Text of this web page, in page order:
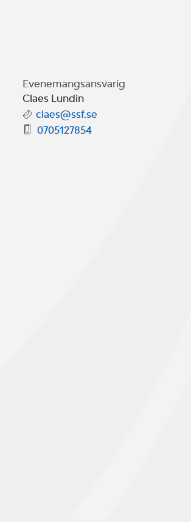
Evenemangsansvarig
Claes Lundin
claes@ssf.se
0705127854